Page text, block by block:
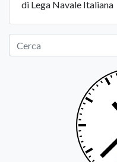
di Lega Navale Italiana